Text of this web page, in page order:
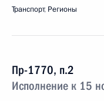
Транспорт, Регионы
Пр-1770, п.2
Исполнение к 15